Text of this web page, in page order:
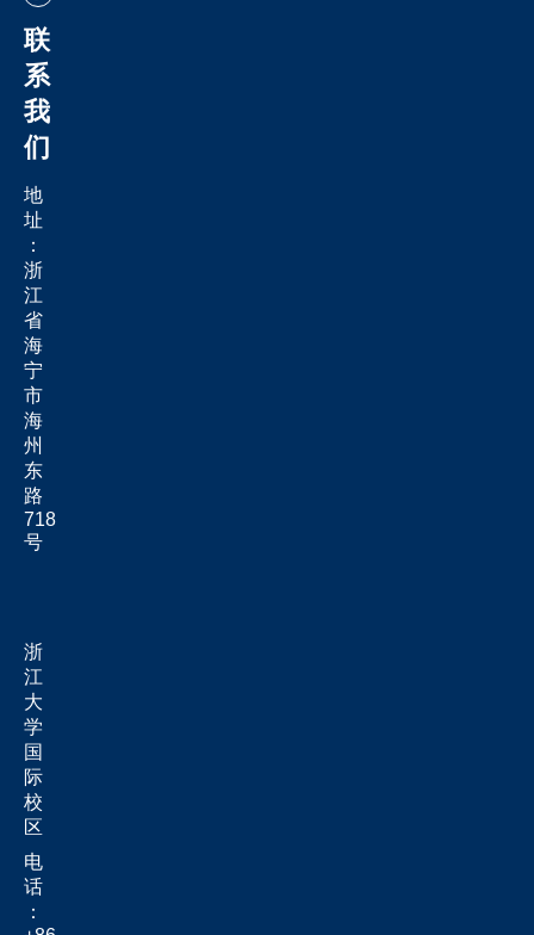
联
系
我
们
地
址
：
浙
江
省
海
宁
市
海
州
东
路
718
号
浙
江
大
学
国
际
校
区
电
话
：